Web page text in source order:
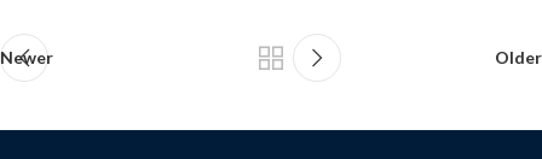
Newer Older